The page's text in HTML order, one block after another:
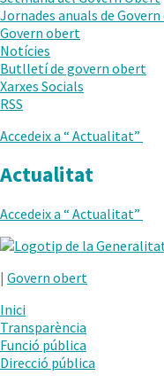
AL
NIVELL
ANTERIOR
Jornades anuals de
Govern obert
Notícies
Butlletí de govern obert
Xarxes Socials
RSS
Accedeix a “ Actualitat”
Actualitat
Accedeix a “ Actualitat”
.
en
nova
finestra.
| Govern obert
Inici
Transparència
Funció pública
Direcció pública